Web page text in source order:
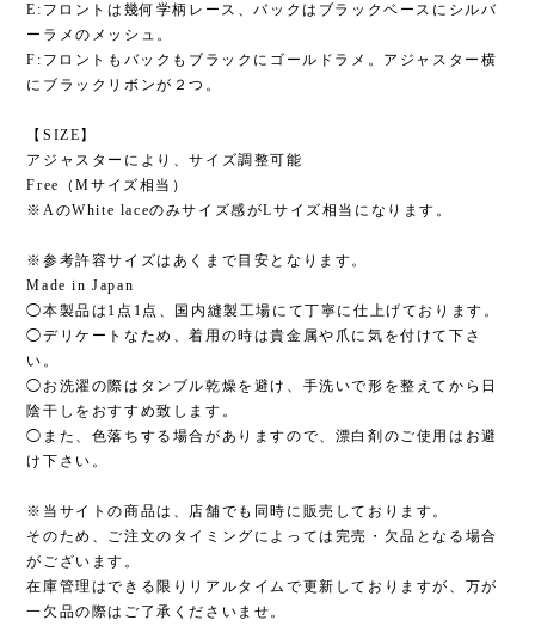
E:フロントは幾何学柄レース、バックはブラックベースにシルバ
ーラメのメッシュ。
F:フロントもバックもブラックにゴールドラメ。アジャスター横
にブラックリボンが２つ。
【SIZE】
アジャスターにより、サイズ調整可能
Free（Mサイズ相当）
※AのWhite laceのみサイズ感がLサイズ相当になります。
※参考許容サイズはあくまで目安となります。
Made in Japan
◯本製品は1点1点、国内縫製工場にて丁寧に仕上げております。
◯デリケートなため、着用の時は貴金属や爪に気を付けて下さ
い。
◯お洗濯の際はタンブル乾燥を避け、手洗いで形を整えてから日
陰干しをおすすめ致します。
◯また、色落ちする場合がありますので、漂白剤のご使用はお避
け下さい。
※当サイトの商品は、店舗でも同時に販売しております。
そのため、ご注文のタイミングによっては完売・欠品となる場合
がございます。
在庫管理はできる限りリアルタイムで更新しておりますが、万が
一欠品の際はご了承くださいませ。